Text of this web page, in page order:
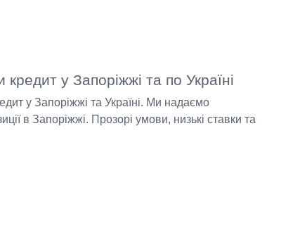
у Запоріжжі та по Україні
у Запоріжжі та Україні. Ми надаємо
в Запоріжжі. Прозорі умови, низькі ставки та